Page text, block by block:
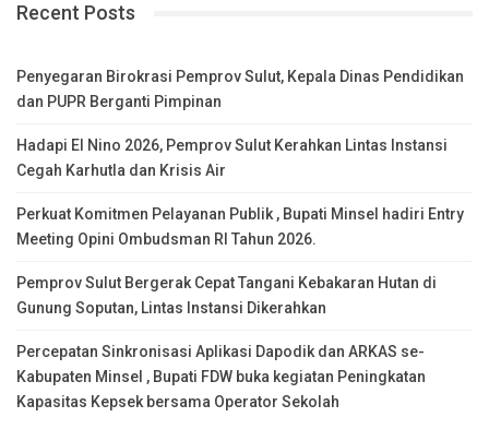
Recent Posts
Penyegaran Birokrasi Pemprov Sulut, Kepala Dinas Pendidikan
dan PUPR Berganti Pimpinan
Hadapi El Nino 2026, Pemprov Sulut Kerahkan Lintas Instansi
Cegah Karhutla dan Krisis Air
Perkuat Komitmen Pelayanan Publik , Bupati Minsel hadiri Entry
Meeting Opini Ombudsman RI Tahun 2026.
Pemprov Sulut Bergerak Cepat Tangani Kebakaran Hutan di
Gunung Soputan, Lintas Instansi Dikerahkan
Percepatan Sinkronisasi Aplikasi Dapodik dan ARKAS se-
Kabupaten Minsel , Bupati FDW buka kegiatan Peningkatan
Kapasitas Kepsek bersama Operator Sekolah